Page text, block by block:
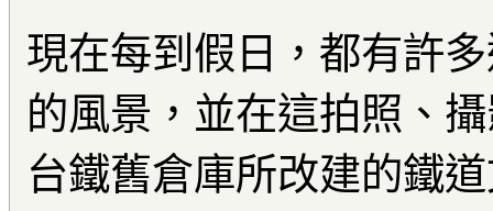
現在每到假日，都有許
的風景，並在這拍照、
台鐵舊倉庫所改建的鐵